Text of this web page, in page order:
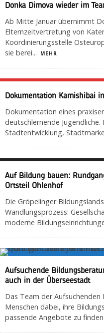
Donka Dimova wieder im
Ab Mitte Januar übernimmt
Elternzeitvertretung von
Koordinierungsstelle
sie berei... MEHR
Dokumentation Kamishibai
Dokumentation eines
deutschlernende
Stadtentwicklung,
Auf Bildung bauen:
Ortsteil Ohlenhof
Die Gröpelinger
Wandlungsprozess:
moderne
Aufsuchende
auch in der Überseestadt
Das Team der
Menschen dabei, ihre
passende Angebote zu